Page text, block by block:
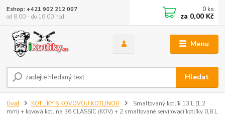
Menu
Hledat
Eshop: +421 902 212 007
od 8:00 - do 16:00 hod
0 ks
za 0,00 Kč
Úvod KOTLÍKY S KOVOVOU KOTLINOU
Smaltovaný kotlík 13 L (1,2
mm) + kovová kotlina 36 CLASSIC (KOV) + 2 smaltované servírovací kotlíky 0,8 L